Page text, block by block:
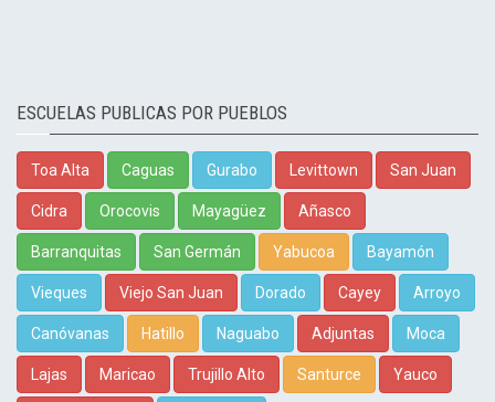
ESCUELAS PUBLICAS POR PUEBLOS
Toa Alta Caguas Gurabo Levittown San Juan
Cidra Orocovis Mayagüez Añasco
Barranquitas San Germán Yabucoa Bayamón
Vieques Viejo San Juan Dorado Cayey Arroyo
Canóvanas Hatillo Naguabo Adjuntas Moca
Lajas Maricao Trujillo Alto Santurce Yauco